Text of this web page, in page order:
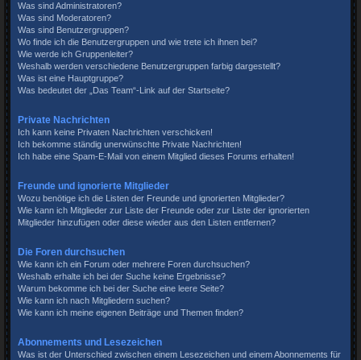
Was sind Administratoren?
Was sind Moderatoren?
Was sind Benutzergruppen?
Wo finde ich die Benutzergruppen und wie trete ich ihnen bei?
Wie werde ich Gruppenleiter?
Weshalb werden verschiedene Benutzergruppen farbig dargestellt?
Was ist eine Hauptgruppe?
Was bedeutet der „Das Team“-Link auf der Startseite?
Private Nachrichten
Ich kann keine Privaten Nachrichten verschicken!
Ich bekomme ständig unerwünschte Private Nachrichten!
Ich habe eine Spam-E-Mail von einem Mitglied dieses Forums erhalten!
Freunde und ignorierte Mitglieder
Wozu benötige ich die Listen der Freunde und ignorierten Mitglieder?
Wie kann ich Mitglieder zur Liste der Freunde oder zur Liste der ignorierten
Mitglieder hinzufügen oder diese wieder aus den Listen entfernen?
Die Foren durchsuchen
Wie kann ich ein Forum oder mehrere Foren durchsuchen?
Weshalb erhalte ich bei der Suche keine Ergebnisse?
Warum bekomme ich bei der Suche eine leere Seite?
Wie kann ich nach Mitgliedern suchen?
Wie kann ich meine eigenen Beiträge und Themen finden?
Abonnements und Lesezeichen
Was ist der Unterschied zwischen einem Lesezeichen und einem Abonnements für